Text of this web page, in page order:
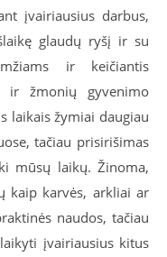
įvairiausius darbus,
glaudų ryšį ir su
ir keičiantis
ir žmonių gyvenimo
laikais žymiai daugiau
tačiau prisirišimas
mūsų laikų. Žinoma,
kaip karvės, arkliai ar
naudos, tačiau
įvairiausius kitus